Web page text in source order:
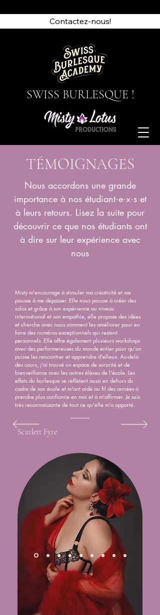
Contactez-nous!
SWISS BURLESQUE !
TÉMOIGNAGES
Nous accordons une grande
importance à nos étudiant·e·x·s et
à leurs retours. Lisez la suite pour
découvrir ce que nos étudiants ont
à dire sur leur expérience avec
nous
Misty m'encourage à stimuler ma créativité et me
pousse à me dépasser. Elle nous pousse à créer des
solos et grâce à son expérience au niveau
international et son empathie, elle propose des idées
et cherche avec nous comment les améliorer pour en
faire des numéros exceptionnels qui restent
personnels. Elle offre également plusieurs workshops
avec des performereuses du monde entier pour qu'on
puisse les rencontrer et apprendre d'elleux. Au-delà
des cours, j'ai trouvé un espace de sororité et de
bienveillance avec les autres élèves de l'école. Les
effets du burlesque se reflètent aussi en dehors du
cadre de son école et m'ont aidé au fil des années à
prendre plus confiance en moi et à m'affirmer. Je suis
très reconnaissante de tout ce qu'elle m'a apporté.
Scarlett Fyre